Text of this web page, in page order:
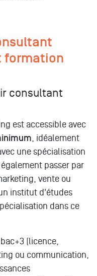
formation
consultant
est accessible avec
, idéalement
une spécialisation
passer par
vente ou
institut d'études
dans ce
(licence,
ou communication,